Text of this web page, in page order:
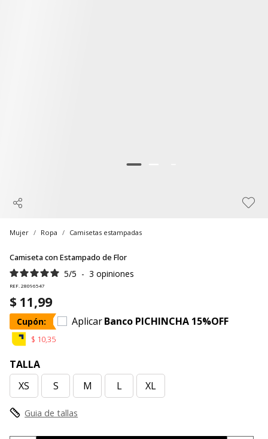
Mujer Ropa Camisetas estampadas
Camiseta con Estampado de Flor
5/5 - 3 opiniones
REF. 28096547
$ 11,99
Cupón: AplicarBanco PICHINCHA 15%OFF
$ 10,35
TALLA
XS
S M L XL
Guia de tallas